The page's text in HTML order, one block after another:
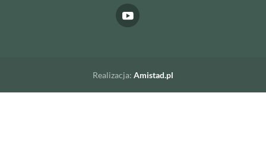
Realizacja: Amistad.pl